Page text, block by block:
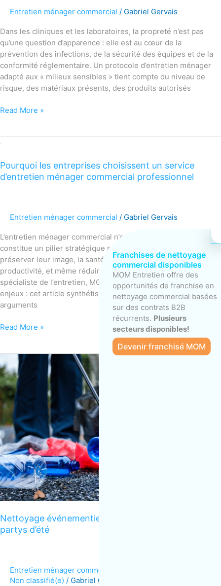
Entretien ménager commercial / Gabriel Gervais
Dans les cliniques et les laboratoires, la propreté n’est pas
qu’une question d’apparence : elle est au cœur de la
prévention des infections, de la sécurité des équipes et de la
conformité réglementaire. Un protocole d’entretien ménager
adapté aux « milieux sensibles » tient compte du niveau de
risque, des matériaux présents, des produits autorisés
Read More »
Pourquoi les entreprises choisissent un service
d’entretien ménager commercial professionnel
Entretien ménager commercial / Gabriel Gervais
L’entretien ménager commercial n’est plus un « luxe » : il
constitue un pilier stratégique pour les entreprises souhaitant
préserver leur image, la santé de leurs employés, leur
productivité, et même réduire leurs coûts. En tant que
spécialiste de l’entretien, MOM Entretien connaît bien ces
enjeux : cet article synthétise des statistiques clés, des
arguments
Pourquoi
entreprises
choisissent
ménager
commercial
professionnel
Read More »
Nettoyage événementiel : pensez à MOM pour vos
partys d’été
Entretien ménager commercial
Non classifié(e) / Gabriel Gervais
Nettoyage
événementiel
:
pensez
à
MOM
pour
vos
partys
d’été
Franchises de nettoyage
commercial disponibles
MOM Entretien offre des
opportunités de franchise en
nettoyage commercial basées
sur des contrats B2B
récurrents. Plusieurs
secteurs disponibles!
Devenir franchisé MOM